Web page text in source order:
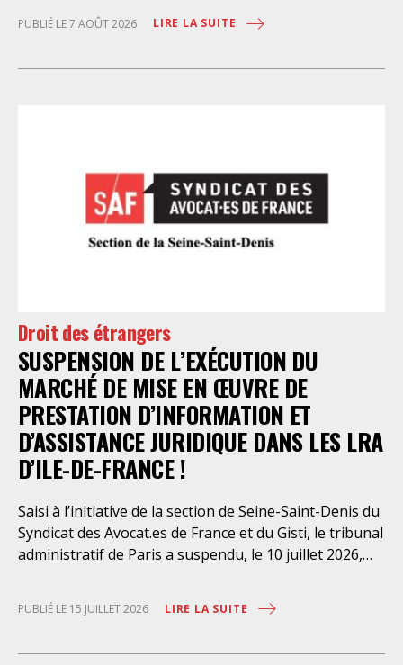
personnes retenues à l’infirmerie psychiatrique de la
préfecture de police de Paris. Près d’ici mais loin des
en évidence des violations graves des droits les plus
élémentaires. Saisi par le SAF Paris et la LDH, avec
l’intervention volontaire de l’association Avocats
Droits et Psychiatrie, le tribunal administratif de Paris
Paris en avait interjeté appel. Par ordonnance du 4
août dernier, le Conseil d’Etat a aboli les privilèges
dont l’infirmerie psychiatrique de la préfecture de
police a depuis trop longtemps
PUBLIÉ LE 7 AOÛT 2026 LIRE LA SUITE
Droit des étrangers
SUSPENSION DE L’EXÉCUTION DU
MARCHÉ DE MISE EN ŒUVRE DE
PRESTATION D’INFORMATION ET
D’ASSISTANCE JURIDIQUE DANS LES LRA
D’ILE-DE-FRANCE !
Saisi à l’initiative de la section de Seine-Saint-Denis du
Syndicat des Avocat.es de France et du Gisti, le tribunal
administratif de Paris a suspendu, le 10 juillet 2026,
œuvre de prestations d’information et d’assistance
juridique des étrangers maintenus dans les locaux de
PUBLIÉ LE 15 JUILLET 2026 LIRE LA SUITE